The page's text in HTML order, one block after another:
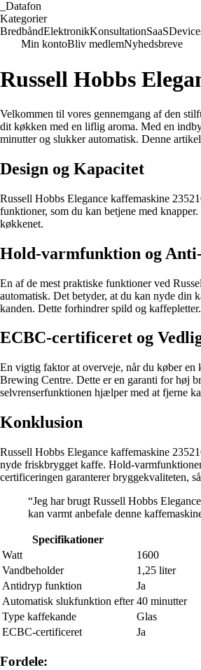
Datafon
Kategorier
BredbåndElektronikKonsultationSaaS
Min kontoBliv medlemNyhedsbreve
Russell Hobbs
Velkommen til vores gennemgang af den
dit køkken med en liflig aroma. Med en
minutter og slukker automatisk. Denne
Design og Kapacitet
Russell Hobbs Elegance kaffemaskine
funktioner, som du kan betjene med
køkkenet.
Hold-varmfunktion og
En af de mest praktiske funktioner ved
automatisk. Det betyder, at du kan nyde din
kanden. Dette forhindrer spild og kaffepletter.
ECBC-certificeret og
En vigtig faktor at overveje, når du køber en
Brewing Centre. Dette er en garanti for høj
selvrenserfunktionen hjælper med at fjerne
Konklusion
Russell Hobbs Elegance kaffemaskine
nyde friskbrygget kaffe. Hold-
certificeringen garanterer bryggekvaliteten,
“Jeg har brugt Russell Hobbs
kan varmt anbefale denne
Specifikationer
Watt
1600
Vandbeholder
1,25 liter
Antidryp funktion
Ja
Automatisk slukfunktion efter 40 minutter
Type kaffekande
Glas
ECBC-certificeret
Ja
Fordele: